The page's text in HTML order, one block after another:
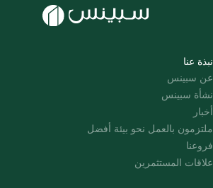
نبذة عنا
عن سبينس
نشأة سبينس
أخبار
ملتزمون بالعمل نحو بيئة أفضل
فروعنا
علاقات المستثمرين